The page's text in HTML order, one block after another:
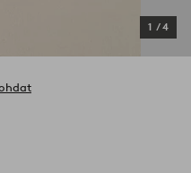
1 /4